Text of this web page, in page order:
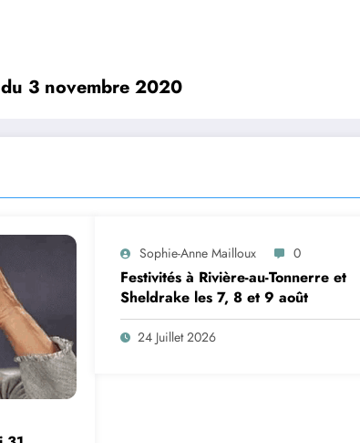
3 novembre 2020
Sophie-Anne Mailloux 0
Festivités à Rivière-au-Tonnerre et
Sheldrake les 7, 8 et 9 août
24 Juillet 2026